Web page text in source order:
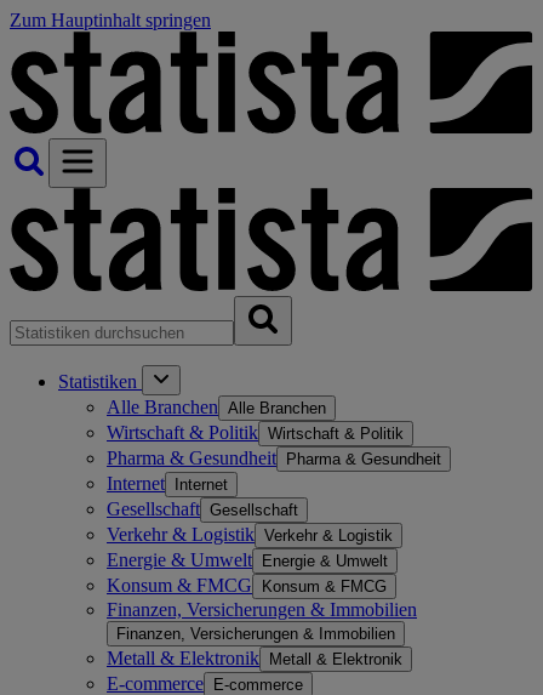
Zum Hauptinhalt springen
Statistiken
Alle Branchen Alle Branchen
Wirtschaft & Politik Wirtschaft & Politik
Pharma & Gesundheit Pharma & Gesundheit
Internet Internet
Gesellschaft Gesellschaft
Verkehr & Logistik Verkehr & Logistik
Energie & Umwelt Energie & Umwelt
Konsum & FMCG Konsum & FMCG
Finanzen, Versicherungen & Immobilien
Finanzen, Versicherungen & Immobilien
Metall & Elektronik Metall & Elektronik
E-commerce E-commerce